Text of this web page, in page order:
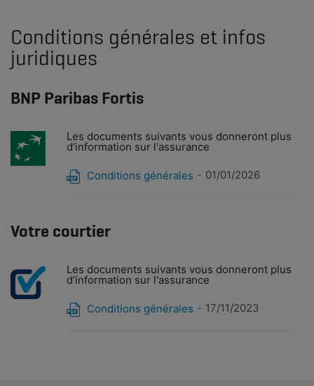
Conditions générales et infos
juridiques
BNP Paribas Fortis
Les documents suivants vous donneront plus
d’information sur l'assurance
Conditions générales 01/01/2026
Votre courtier
Les documents suivants vous donneront plus
d’information sur l'assurance
Conditions générales 17/11/2023